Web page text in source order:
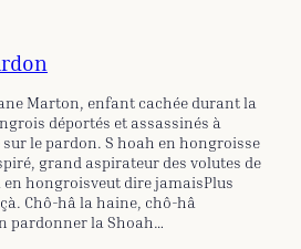
Marton, enfant cachée durant la
déportés et assassinés à
le pardon. S hoah en hongroisse
grand aspirateur des volutes de
hongroisveut dire jamaisPlus
Chô-hâ la haine, chô-hâ
pardonner la Shoah…